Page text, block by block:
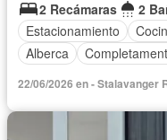
2 Recámaras
2
Estacionamiento
Alberca
22/06/2026 en - Stalavanger